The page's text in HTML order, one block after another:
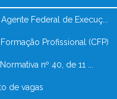
Federal de Execuç...
Profissional (CFP)
nº 40, de 11 ...
de vagas